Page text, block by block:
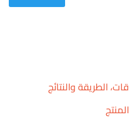
الطريقة والنتائج